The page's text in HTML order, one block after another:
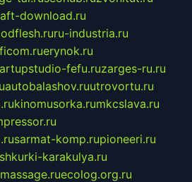
download.ru
ru-industria.ru
erynok.ru
fefu.ruzarges-ru.ru
autobalashov.ruutrovortu.ru
kinomusorka.rumkcslava.ru
sarmat-komp.rupioneeri.ru
shkurki-karakulya.ru
ecolog.org.ru